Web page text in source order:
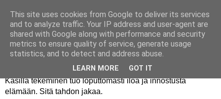
Käsillä tekeminen tuo loputtomasti iloa ja innostusta
elämään. Sitä tahdon jakaa.
This site uses cookies from Google to deliver its services
and to analyze traffic. Your IP address and user-agent are
shared with Google along with performance and security
metrics to ensure quality of service, generate usage
statistics, and to detect and address abuse.
LEARN MORE GOT IT